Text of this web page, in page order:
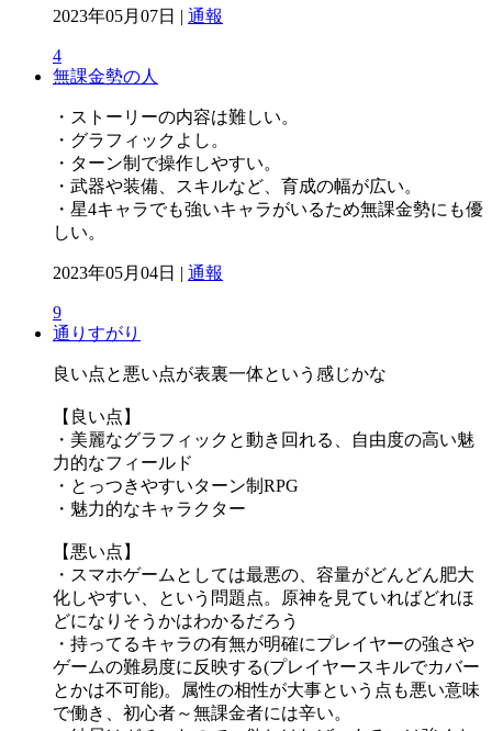
2023年05月07日 | 通報
4
無課金勢の人
・ストーリーの内容は難しい。
・グラフィックよし。
・ターン制で操作しやすい。
・武器や装備、スキルなど、育成の幅が広い。
・星4キャラでも強いキャラがいるため無課金勢にも優
しい。
2023年05月04日 | 通報
9
通りすがり
良い点と悪い点が表裏一体という感じかな
【良い点】
・美麗なグラフィックと動き回れる、自由度の高い魅
力的なフィールド
・とっつきやすいターン制RPG
・魅力的なキャラクター
【悪い点】
・スマホゲームとしては最悪の、容量がどんどん肥大
化しやすい、という問題点。原神を見ていればどれほ
どになりそうかはわかるだろう
・持ってるキャラの有無が明確にプレイヤーの強さや
ゲームの難易度に反映する(プレイヤースキルでカバー
とかは不可能)。属性の相性が大事という点も悪い意味
で働き、初心者～無課金者には辛い。